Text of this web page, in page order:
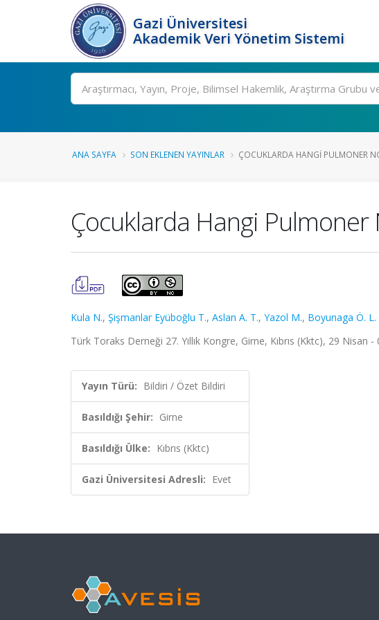
Gazi Üniversitesi
Akademik Veri Yönetim Sistemi
Ara
ANA SAYFA SON EKLENEN YAYINLAR ÇOCUKLARDA HANGI PULMONER
Çocuklarda Hangi Pulmoner
Kula N., Şişmanlar Eyüboğlu T., Aslan A. T., Yazol M., Boyunaga Ö. L.
Türk Toraks Derneği 27. Yıllık Kongre, Girne, Kıbrıs (Kktc), 29 Nisan
Yayın Türü: Bildiri / Özet Bildiri
Basıldığı Şehir: Girne
Basıldığı Ülke: Kıbrıs (Kktc)
Gazi Üniversitesi Adresli: Evet